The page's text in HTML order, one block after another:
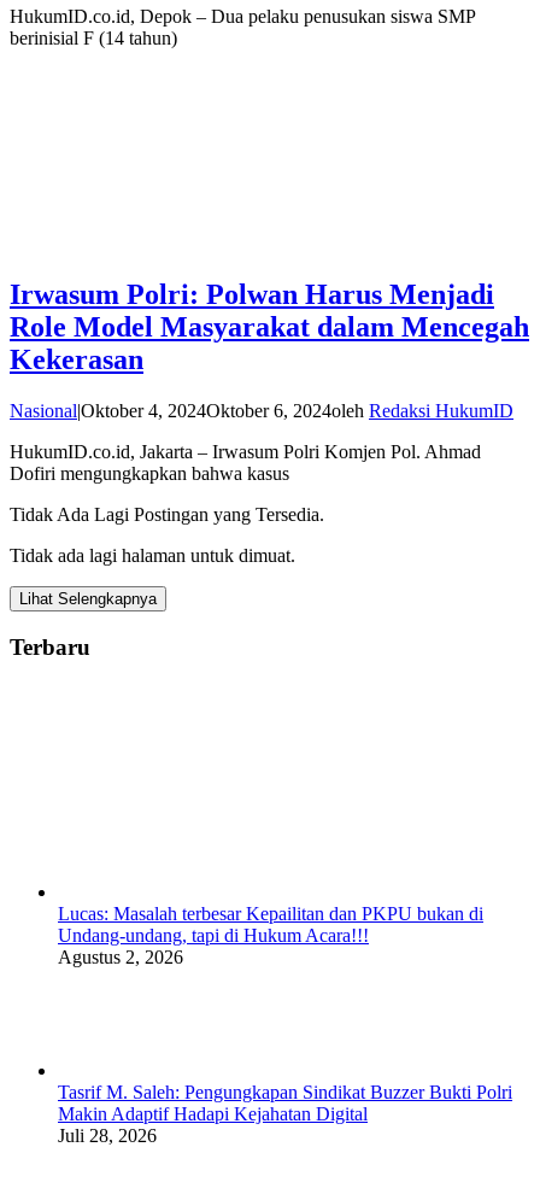
HukumID.co.id, Depok – Dua pelaku penusukan siswa SMP
berinisial F (14 tahun)
Irwasum Polri: Polwan Harus Menjadi
Role Model Masyarakat dalam Mencegah
Kekerasan
Nasional|Oktober 4, 2024Oktober 6, 2024oleh Redaksi HukumID
HukumID.co.id, Jakarta – Irwasum Polri Komjen Pol. Ahmad
Dofiri mengungkapkan bahwa kasus
Tidak Ada Lagi Postingan yang Tersedia.
Tidak ada lagi halaman untuk dimuat.
Lihat Selengkapnya
Terbaru
Lucas: Masalah terbesar Kepailitan dan PKPU bukan di
Undang-undang, tapi di Hukum Acara!!!
Agustus 2, 2026
Tasrif M. Saleh: Pengungkapan Sindikat Buzzer Bukti Polri
Makin Adaptif Hadapi Kejahatan Digital
Juli 28, 2026